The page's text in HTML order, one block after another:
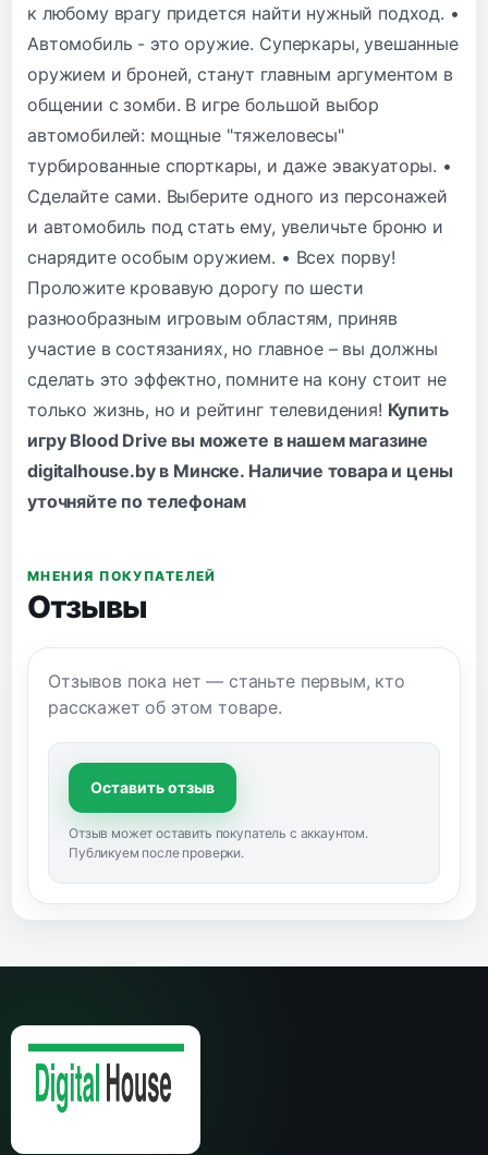
к любому врагу придется найти нужный подход. •
Автомобиль - это оружие. Суперкары, увешанные
оружием и броней, станут главным аргументом в
общении с зомби. В игре большой выбор
автомобилей: мощные "тяжеловесы"
турбированные спорткары, и даже эвакуаторы. •
Сделайте сами. Выберите одного из персонажей
и автомобиль под стать ему, увеличьте броню и
снарядите особым оружием. • Всех порву!
Проложите кровавую дорогу по шести
разнообразным игровым областям, приняв
участие в состязаниях, но главное – вы должны
сделать это эффектно, помните на кону стоит не
только жизнь, но и рейтинг телевидения! Купить
игру Blood Drive вы можете в нашем магазине
digitalhouse.by в Минске. Наличие товара и цены
уточняйте по телефонам
МНЕНИЯ ПОКУПАТЕЛЕЙ
Отзывы
Отзывов пока нет — станьте первым, кто
расскажет об этом товаре.
Оставить отзыв
Отзыв может оставить покупатель с аккаунтом.
Публикуем после проверки.